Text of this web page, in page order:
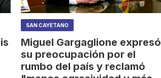
SAN CAYETANO
Miguel Gargaglione expresó
su preocupación por el
rumbo del país y reclamó